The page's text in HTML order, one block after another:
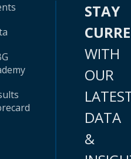
STAY
WITH
OUR
DATA
&